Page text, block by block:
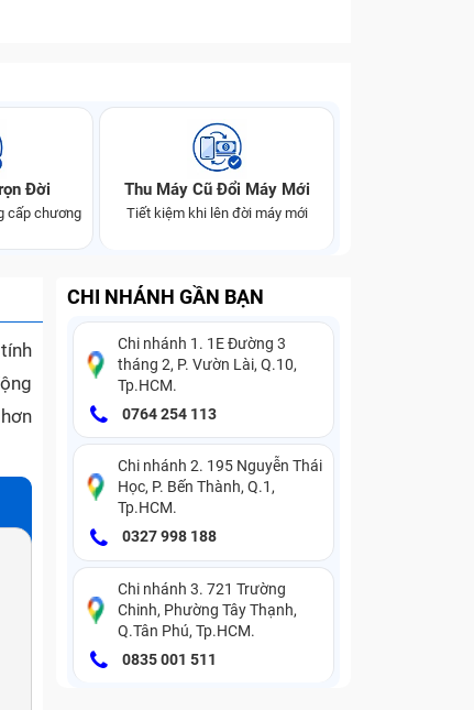
Đời
cấp chương
Thu Máy Cũ Đổi Máy Mới
Tiết kiệm khi lên đời máy mới
CHI NHÁNH GẦN BẠN
Chi nhánh 1. 1E Đường 3
tháng 2, P. Vườn Lài, Q.10,
Tp.HCM.
0764 254 113
Chi nhánh 2. 195 Nguyễn Thái
Học, P. Bến Thành, Q.1,
Tp.HCM.
0327 998 188
Chi nhánh 3. 721 Trường
Chinh, Phường Tây Thạnh,
Q.Tân Phú, Tp.HCM.
0835 001 511